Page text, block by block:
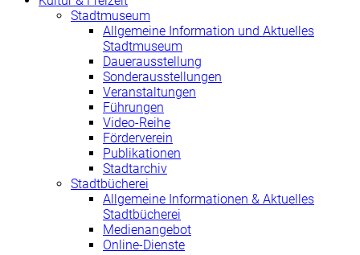
Stadtmuseum
Allgemeine Information und Aktuelles
Stadtmuseum
Dauerausstellung
Sonderausstellungen
Veranstaltungen
Führungen
Video-Reihe
Förderverein
Publikationen
Stadtarchiv
Stadtbücherei
Allgemeine Informationen & Aktuelles
Stadtbücherei
Medienangebot
Online-Dienste